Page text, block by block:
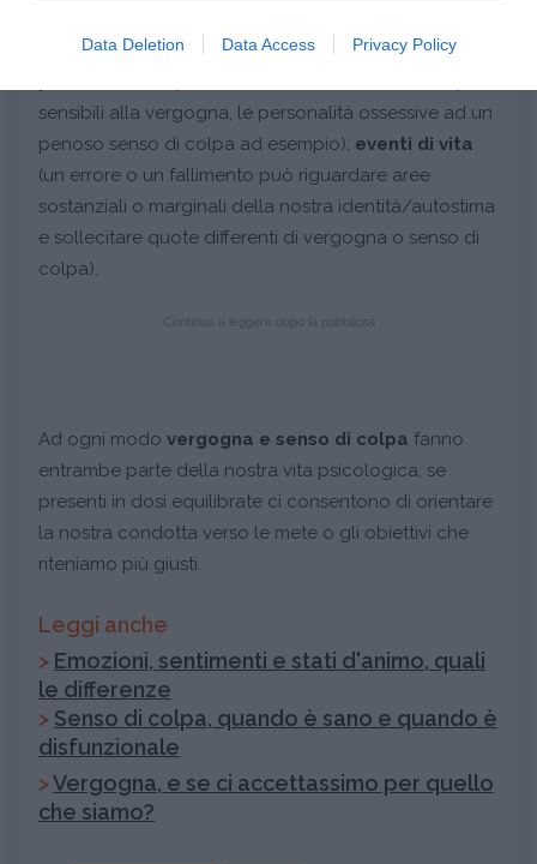
Data Deletion Data Access Privacy Policy
Vittoriana dei tempi di Freud);caratteristiche di
sensibili alla vergogna, le personalità ossessive ad un
penoso senso di colpa ad esempio); eventi di vita
(un errore o un fallimento può riguardare aree
sostanziali o marginali della nostra identità/autostima
e sollecitare quote differenti di vergogna o senso di
colpa).
Ad ogni modo vergogna e senso di colpa fanno
entrambe parte della nostra vita psicologica, se
presenti in dosi equilibrate ci consentono di orientare
la nostra condotta verso le mete o gli obiettivi che
riteniamo più giusti.
Leggi anche
> Emozioni, sentimenti e stati d'animo, quali
le differenze
> Senso di colpa, quando è sano e quando è
disfunzionale
>Vergogna, e se ci accettassimo per quello
che siamo?